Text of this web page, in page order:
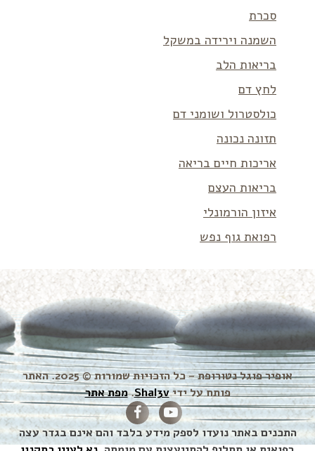
סכרת
השמנה וירידה במשקל
בריאות הלב
לחץ דם
כולסטרול ושומני דם
תזונה נכונה
אריכות חיים בריאה
בריאות העצם
איזון הורמונלי
רפואת גוף נפש
אופיר פוגל נטורופת – כל הזכויות שמורות © 2025. האתר
פותח על ידיShal3v
.מפת אתר
התכנים באתר נועדו לספק מידע בלבד והם אינם בגדר עצה